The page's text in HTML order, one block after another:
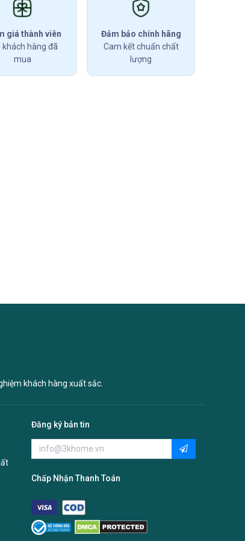
giá thành viên
khách hàng đã
mua
Đảm bảo chính hãng
Cam kết chuẩn chất
lượng
khách hàng xuất sắc.
Đăng ký bản tin
Chấp Nhận Thanh Toán